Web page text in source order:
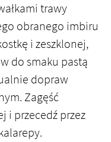
trawy
obranego imbiru
i zeszklonej,
do smaku pastą
dopraw
Zagęść
i przecedź przez